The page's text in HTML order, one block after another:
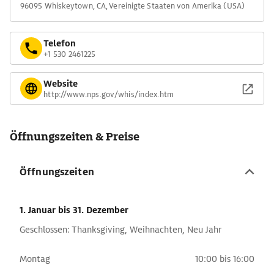
96095 Whiskeytown, CA, Vereinigte Staaten von Amerika (USA)
Telefon
+1 530 2461225
Website
http://www.nps.gov/whis/index.htm
Öffnungszeiten & Preise
Öffnungszeiten
1. Januar bis 31. Dezember
Geschlossen: Thanksgiving, Weihnachten, Neu Jahr
Montag 10:00 bis 16:00